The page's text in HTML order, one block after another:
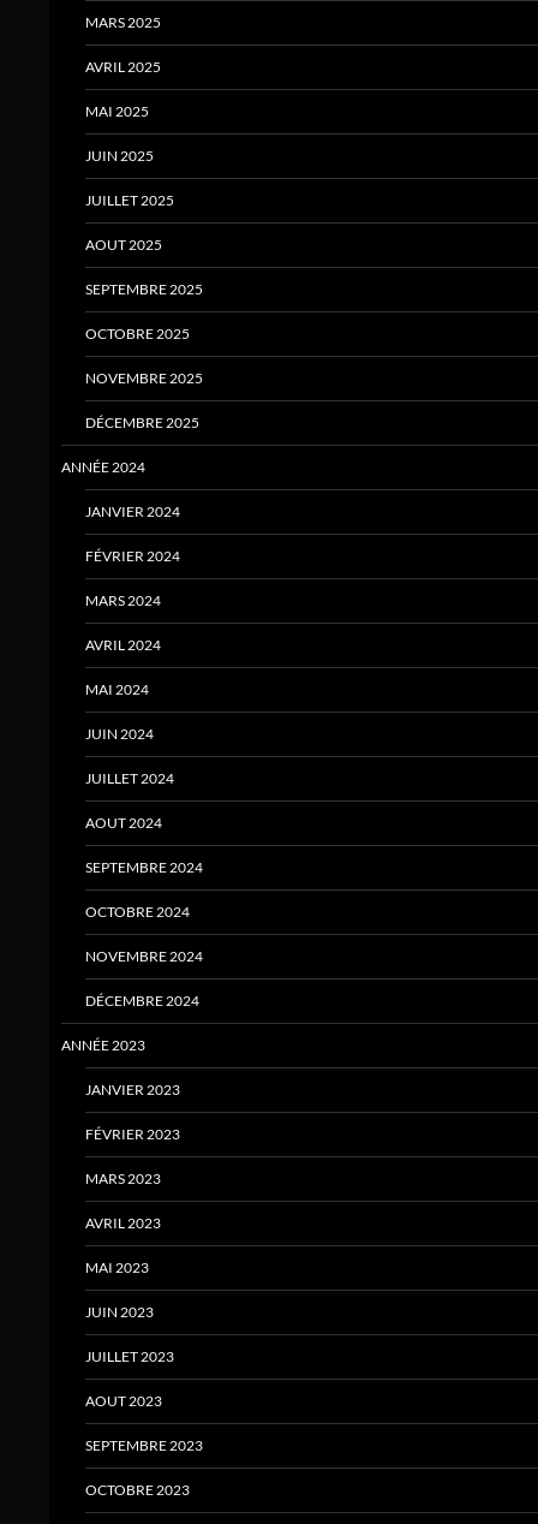
MARS 2025
AVRIL 2025
MAI 2025
JUIN 2025
JUILLET 2025
AOUT 2025
SEPTEMBRE 2025
OCTOBRE 2025
NOVEMBRE 2025
DÉCEMBRE 2025
ANNÉE 2024
JANVIER 2024
FÉVRIER 2024
MARS 2024
AVRIL 2024
MAI 2024
JUIN 2024
JUILLET 2024
AOUT 2024
SEPTEMBRE 2024
OCTOBRE 2024
NOVEMBRE 2024
DÉCEMBRE 2024
ANNÉE 2023
JANVIER 2023
FÉVRIER 2023
MARS 2023
AVRIL 2023
MAI 2023
JUIN 2023
JUILLET 2023
AOUT 2023
SEPTEMBRE 2023
OCTOBRE 2023